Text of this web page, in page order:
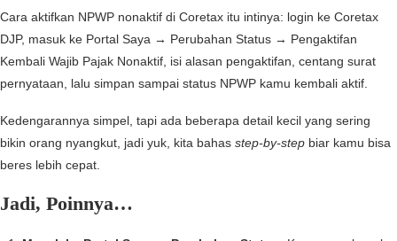
Cara aktifkan NPWP nonaktif di Coretax itu intinya: login ke Coretax
DJP, masuk ke Portal Saya → Perubahan Status → Pengaktifan
Kembali Wajib Pajak Nonaktif, isi alasan pengaktifan, centang surat
pernyataan, lalu simpan sampai status NPWP kamu kembali aktif.
Kedengarannya simpel, tapi ada beberapa detail kecil yang sering
bikin orang nyangkut, jadi yuk, kita bahas step-by-step biar kamu bisa
beres lebih cepat.
Jadi, Poinnya…